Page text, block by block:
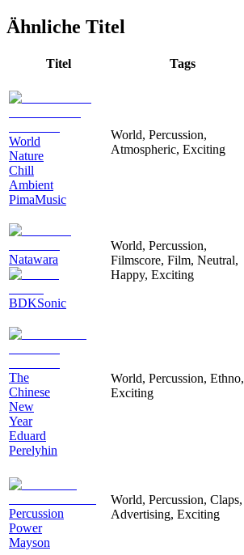
Ähnliche Titel
Titel Tags
World
Nature
Chill
Ambient
PimaMusic
World, Percussion,
Atmospheric, Exciting
Natawara
BDKSonic
World, Percussion,
Filmscore, Film, Neutral,
Happy, Exciting
The
Chinese
New
Year
Eduard
Perelyhin
World, Percussion, Ethno,
Exciting
Percussion
Power
Mayson
World, Percussion, Claps,
Advertising, Exciting